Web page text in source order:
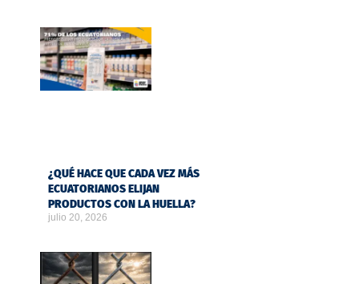
¿QUÉ HACE QUE CADA VEZ MÁS
ECUATORIANOS ELIJAN
PRODUCTOS CON LA HUELLA?
julio 20, 2026